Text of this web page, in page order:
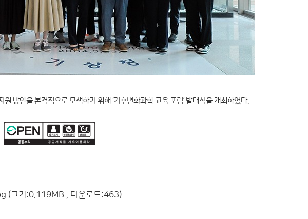
방안을 본격적으로 모색하기 위해 ‘기후변화과학 교육 포럼’ 발대식을 개최하였다.
(크기:0.119MB , 다운로드:463)